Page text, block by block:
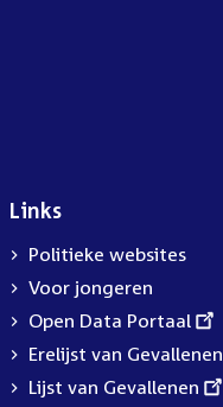
Links
Politieke websites
Voor jongeren
External
link:
Open Data Portaal
Erelijst van Gevallenen
External
Lijst van Gevallenen